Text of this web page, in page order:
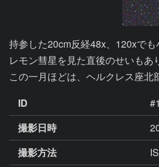
持参した20cm反経48x、120xで
レモン彗星を見た直後のせいもあ
この一月ほどは、ヘルクレス座北
ID
撮影日時
撮影方法